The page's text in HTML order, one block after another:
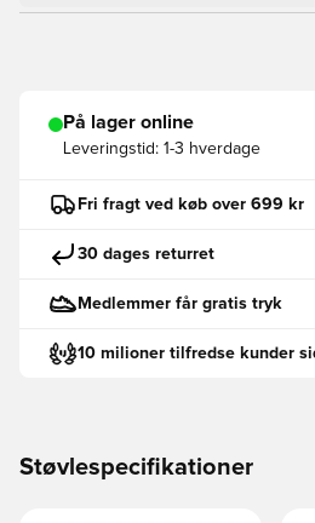
På lager online
Leveringstid: 1-3 hverdage
Fri fragt ved køb over 699 kr
30 dages returret
Medlemmer får gratis tryk
10 milioner tilfredse kunder
Støvlespecifikationer